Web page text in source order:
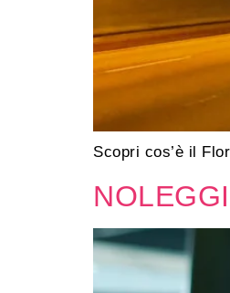
Scopri cos’è il